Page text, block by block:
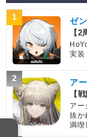
1 ゼ
【
実装
2 ア
【
アー
抜か
満喫